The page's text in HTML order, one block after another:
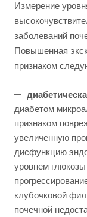
Измерение
заболеваний
Повышенная
признаком
диабетом
признаком
увеличенную
дисфункцию
уровнем
клубочковой
почечной